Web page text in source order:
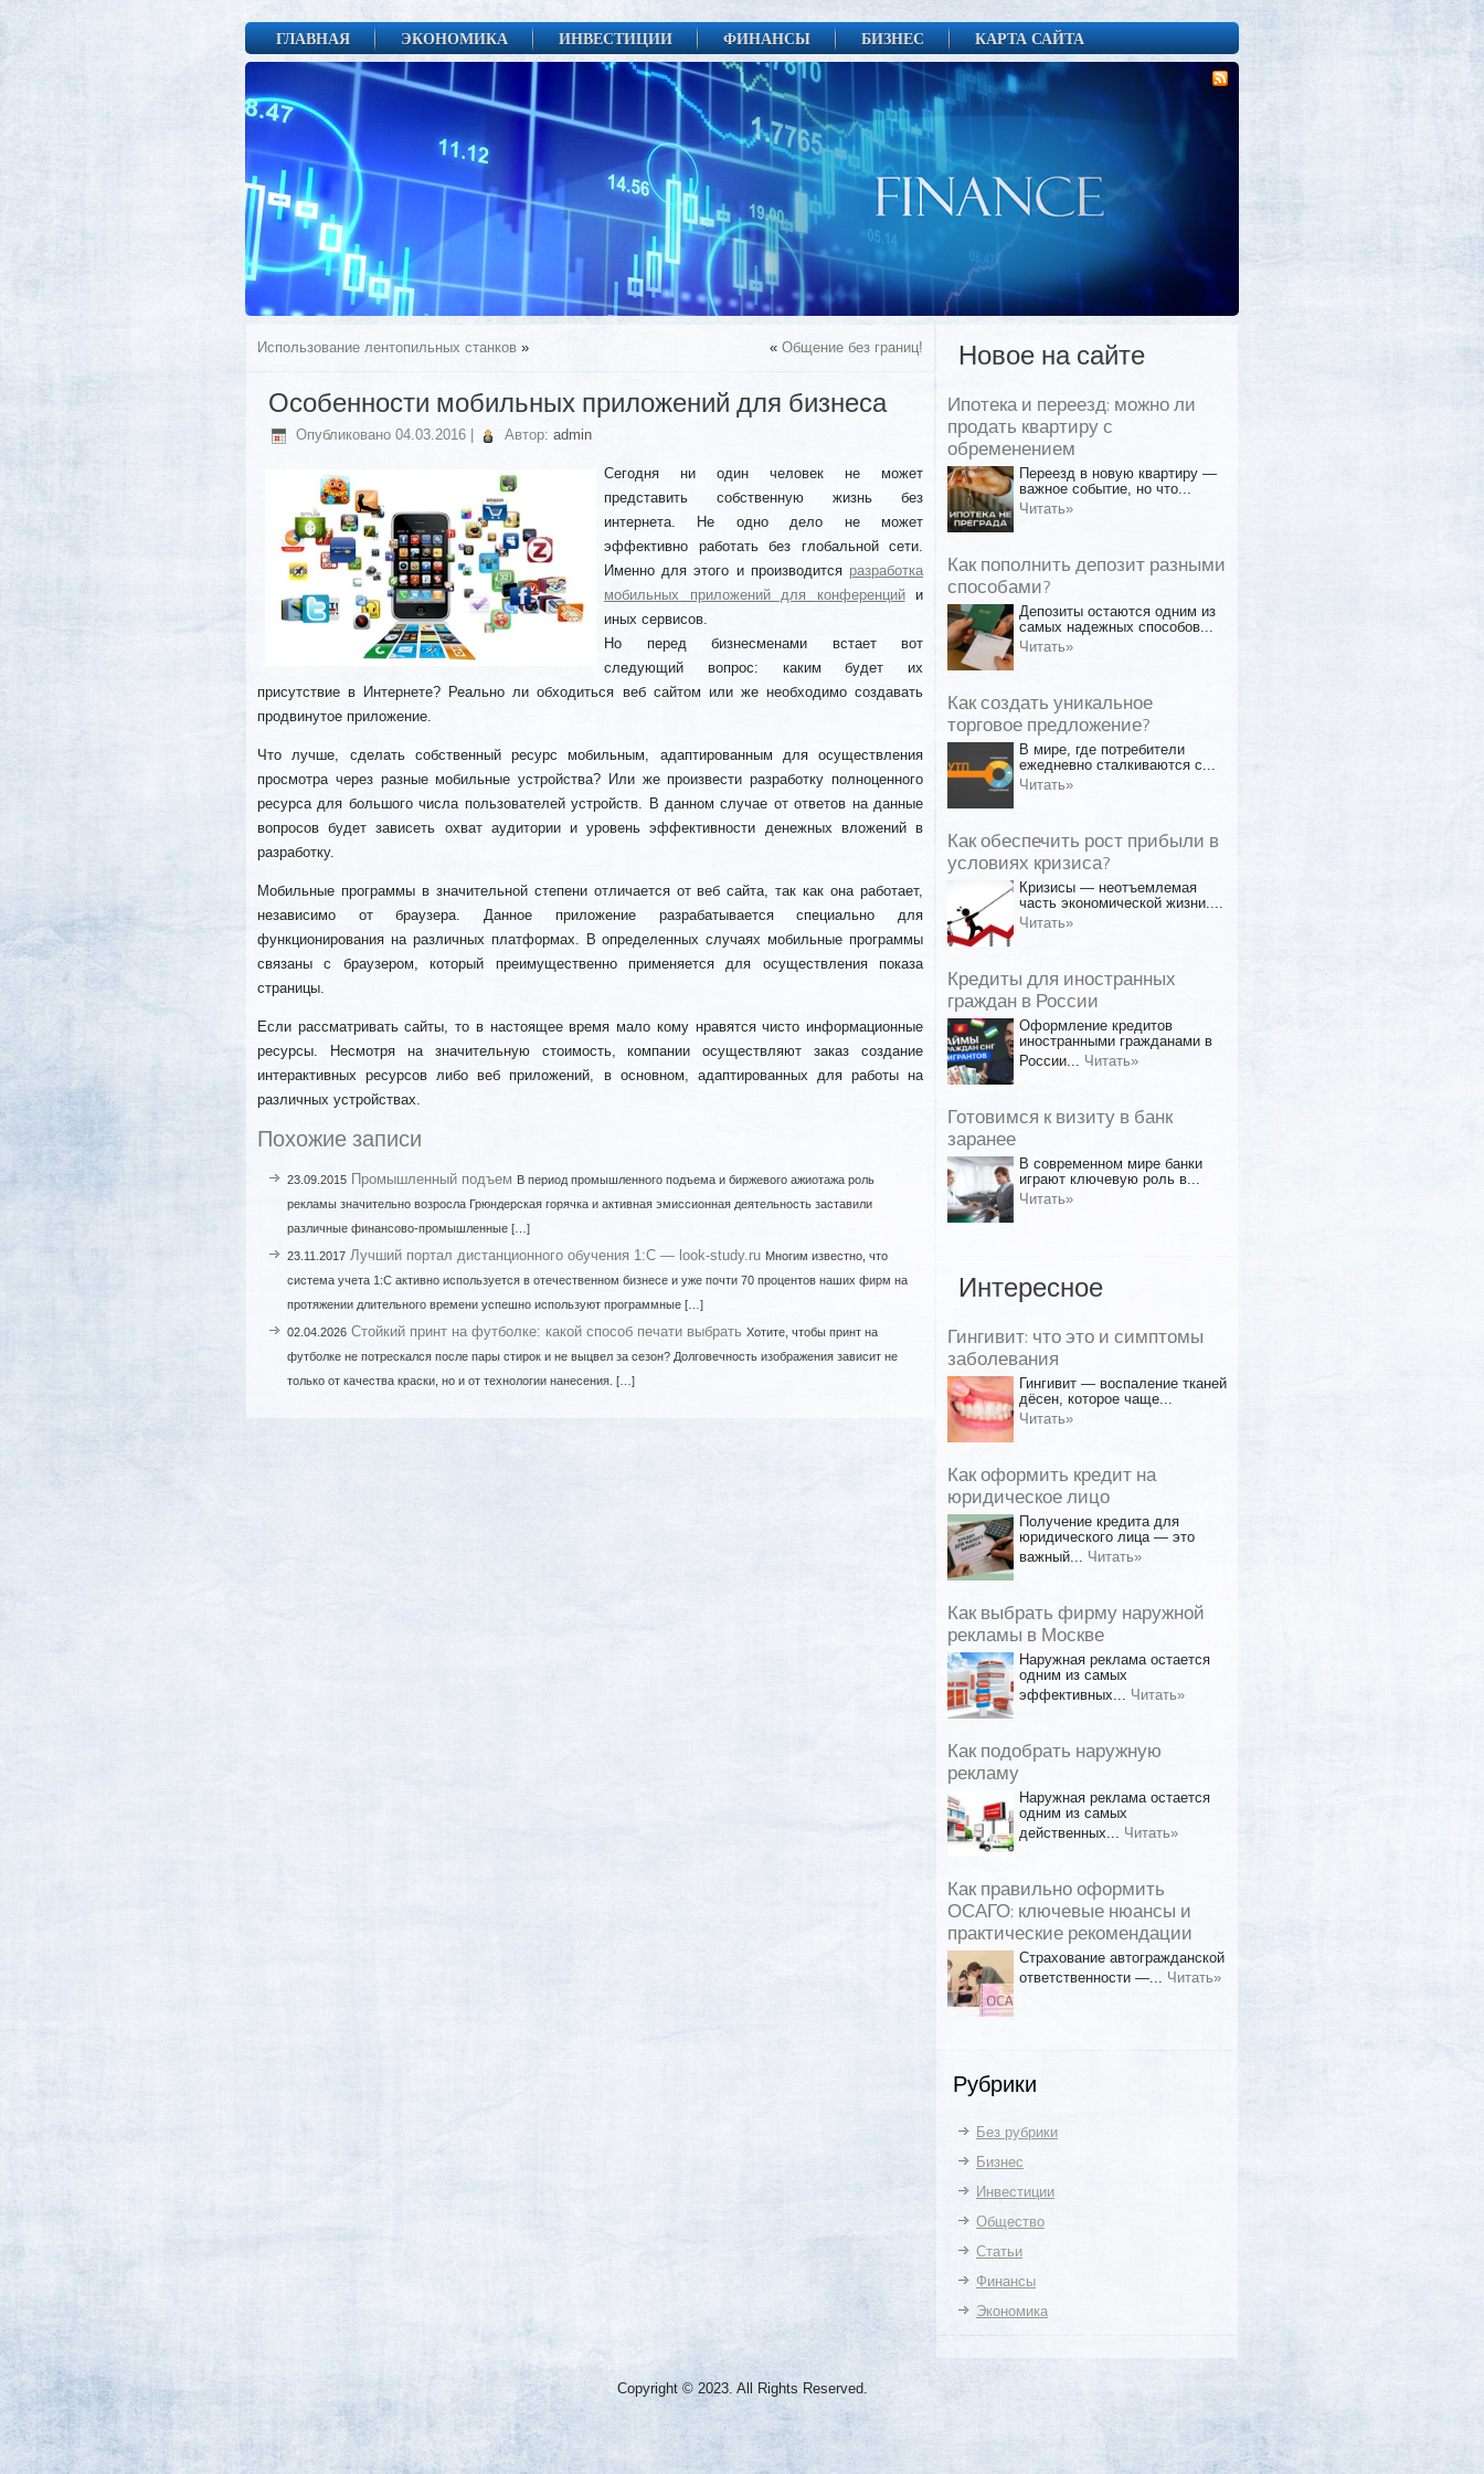
ГЛАВНАЯ ЭКОНОМИКА ИНВЕСТИЦИИ ФИНАНСЫ БИЗНЕС КАРТА САЙТА
Использование лентопильных станков » « Общение без границ!
Особенности мобильных приложений для бизнеса
Опубликовано 04.03.2016 Автор: admin
Сегодня ни один человек не может
представить собственную жизнь без
интернета. Не одно дело не может
эффективно работать без глобальной сети.
Именно для этого и производится разработка
мобильных приложений для конференцийи
иных сервисов.
Но перед бизнесменами встает вот
следующий вопрос: каким будет их
присутствие в Интернете? Реально ли обходиться веб сайтом или же необходимо создавать
продвинутое приложение.
Что лучше, сделать собственный ресурс мобильным, адаптированным для осуществления
просмотра через разные мобильные устройства? Или же произвести разработку полноценного
ресурса для большого числа пользователей устройств. В данном случае от ответов на данные
вопросов будет зависеть охват аудитории и уровень эффективности денежных вложений в
разработку.
Мобильные программы в значительной степени отличается от веб сайта, так как она работает,
независимо от браузера. Данное приложение разрабатывается специально для
функционирования на различных платформах. В определенных случаях мобильные программы
связаны с браузером, который преимущественно применяется для осуществления показа
страницы.
Если рассматривать сайты, то в настоящее время мало кому нравятся чисто информационные
ресурсы. Несмотря на значительную стоимость, компании осуществляют заказ создание
интерактивных ресурсов либо веб приложений, в основном, адаптированных для работы на
различных устройствах.
Похожие записи
23.09.2015 Промышленный подъем В период промышленного подъема и биржевого ажиотажа роль
рекламы значительно возросла Грюндерская горячка и активная эмиссионная деятельность заставили
различные финансово-промышленные […]
23.11.2017 Лучший портал дистанционного обучения 1:С — look-study.ru Многим известно, что
система учета 1:С активно используется в отечественном бизнесе и уже почти 70 процентов наших фирм на
протяжении длительного времени успешно используют программные […]
02.04.2026 Стойкий принт на футболке: какой способ печати выбрать Хотите, чтобы принт на
футболке не потрескался после пары стирок и не выцвел за сезон? Долговечность изображения зависит не
только от качества краски, но и от технологии нанесения. […]
Новое на сайте
Ипотека и переезд: можно ли
продать квартиру с
обременением
Переезд в новую квартиру —
важное событие, но что...
Читать»
Как пополнить депозит разными
способами?
Депозиты остаются одним из
самых надежных способов...
Читать»
Как создать уникальное
торговое предложение?
В мире, где потребители
ежедневно сталкиваются с...
Читать»
Как обеспечить рост прибыли в
условиях кризиса?
Кризисы — неотъемлемая
часть экономической жизни....
Читать»
Кредиты для иностранных
граждан в России
Оформление кредитов
иностранными гражданами в
России... Читать»
Готовимся к визиту в банк
заранее
В современном мире банки
играют ключевую роль в...
Читать»
Интересное
Гингивит: что это и симптомы
заболевания
Гингивит — воспаление тканей
дёсен, которое чаще...
Читать»
Как оформить кредит на
юридическое лицо
Получение кредита для
юридического лица — это
важный... Читать»
Как выбрать фирму наружной
рекламы в Москве
Наружная реклама остается
одним из самых
эффективных... Читать»
Как подобрать наружную
рекламу
Наружная реклама остается
одним из самых
действенных... Читать»
Как правильно оформить
ОСАГО: ключевые нюансы и
практические рекомендации
Страхование автогражданской
ответственности —... Читать»
Рубрики
Без рубрики
Бизнес
Инвестиции
Общество
Статьи
Финансы
Экономика
Copyright © 2023. All Rights Reserved.